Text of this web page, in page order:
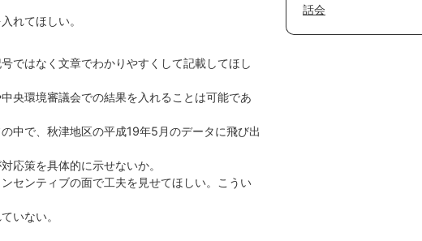
れてほしい。
ではなく文章でわかりやすくして記載してほし
央環境審議会での結果を入れることは可能であ
中で、秋津地区の平成19年5月のデータに飛び出
応策を具体的に示せないか。
センティブの面で工夫を見せてほしい。こうい
いない。
話会